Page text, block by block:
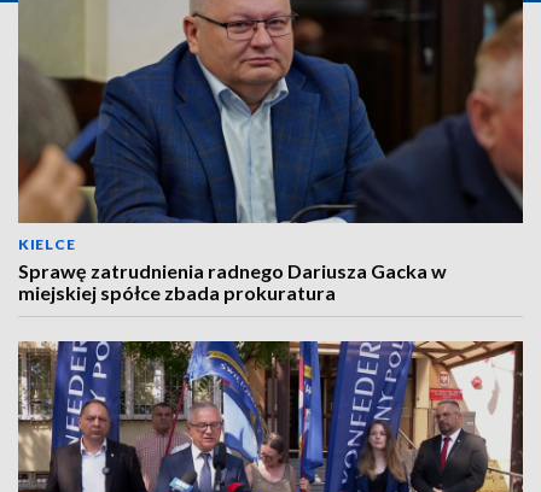
KIELCE
Sprawę zatrudnienia radnego Dariusza Gacka w
miejskiej spółce zbada prokuratura